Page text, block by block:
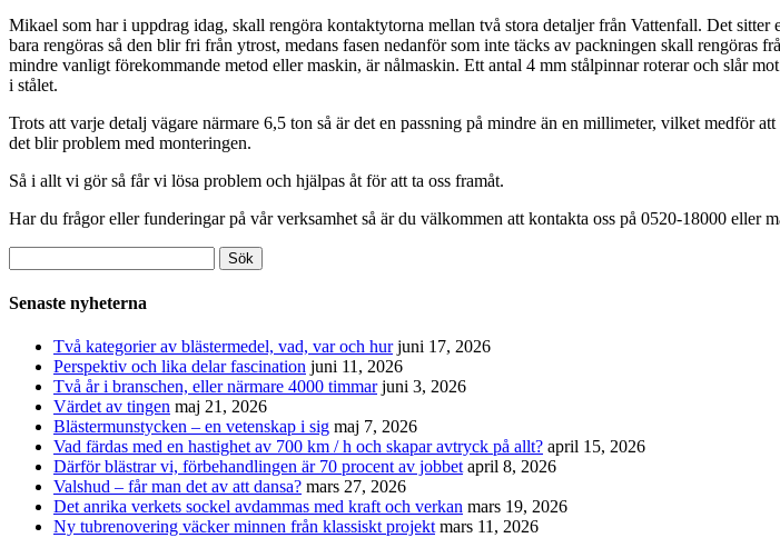
Mikael som har i uppdrag idag, skall rengöra kontaktytorna mellan två stora detaljer från Vattenfall. Det
bara rengöras så den blir fri från ytrost, medans fasen nedanför som inte täcks av packningen skall
mindre vanligt förekommande metod eller maskin, är nålmaskin. Ett antal 4 mm stålpinnar roterar och slår
i stålet.
Trots att varje detalj vägare närmare 6,5 ton så är det en passning på mindre än en millimeter, vilket medför
det blir problem med monteringen.
Så i allt vi gör så får vi lösa problem och hjälpas åt för att ta oss framåt.
Har du frågor eller funderingar på vår verksamhet så är du välkommen att kontakta oss på 0520-18000 eller
efter:
Senaste nyheterna
Två kategorier av blästermedel, vad, var och hur juni 17, 2026
Perspektiv och lika delar fascination juni 11, 2026
Två år i branschen, eller närmare 4000 timmar juni 3, 2026
Värdet av tingen maj 21, 2026
Blästermunstycken – en vetenskap i sig maj 7, 2026
Vad färdas med en hastighet av 700 km / h och skapar avtryck på allt? april 15, 2026
Därför blästrar vi, förbehandlingen är 70 procent av jobbet april 8, 2026
Valshud – får man det av att dansa? mars 27, 2026
Det anrika verkets sockel avdammas med kraft och verkan mars 19, 2026
Ny tubrenovering väcker minnen från klassiskt projekt mars 11, 2026